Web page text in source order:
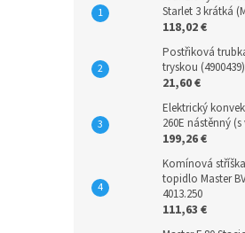
Starlet 3 krátká
118,02 €
Postřiková
tryskou (4900439)
21,60 €
Elektrický
260E nástěnný
199,26 €
Komínová
topidlo Master
4013.250
111,63 €